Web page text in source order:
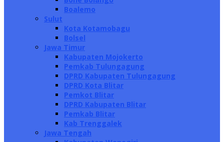
Boalemo
Sulut
Kota Kotamobagu
Bolsel
Jawa Timur
Kabupaten Mojokerto
Pemkab Tulungagung
DPRD Kabupaten Tulungagung
DPRD Kota Blitar
Pemkot Blitar
DPRD Kabupaten Blitar
Pemkab Blitar
Kab Trenggalek
Jawa Tengah